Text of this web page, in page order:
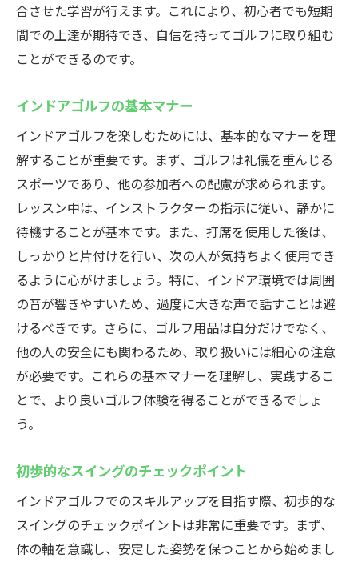
合させた学習が行えます。これにより、初心者でも短期
間での上達が期待でき、自信を持ってゴルフに取り組む
ことができるのです。
インドアゴルフの基本マナー
インドアゴルフを楽しむためには、基本的なマナーを理
解することが重要です。まず、ゴルフは礼儀を重んじる
スポーツであり、他の参加者への配慮が求められます。
レッスン中は、インストラクターの指示に従い、静かに
待機することが基本です。また、打席を使用した後は、
しっかりと片付けを行い、次の人が気持ちよく使用でき
るように心がけましょう。特に、インドア環境では周囲
の音が響きやすいため、過度に大きな声で話すことは避
けるべきです。さらに、ゴルフ用品は自分だけでなく、
他の人の安全にも関わるため、取り扱いには細心の注意
が必要です。これらの基本マナーを理解し、実践するこ
とで、より良いゴルフ体験を得ることができるでしょ
う。
初歩的なスイングのチェックポイント
インドアゴルフでのスキルアップを目指す際、初歩的な
スイングのチェックポイントは非常に重要です。まず、
体の軸を意識し、安定した姿勢を保つことから始めまし